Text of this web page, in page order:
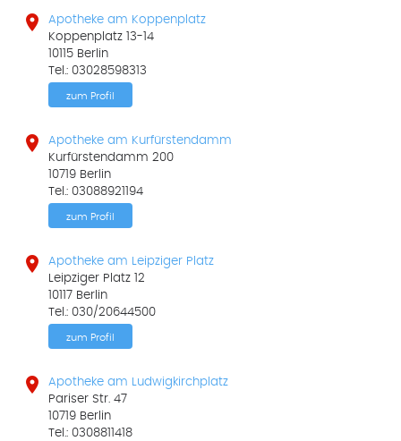

Apotheke am Koppenplatz
Koppenplatz 13-14
10115 Berlin
Tel.: 03028598313
zum Profil

Apotheke am Kurfürstendamm
Kurfürstendamm 200
10719 Berlin
Tel.: 03088921194
zum Profil

Apotheke am Leipziger Platz
Leipziger Platz 12
10117 Berlin
Tel.: 030/20644500
zum Profil

Apotheke am Ludwigkirchplatz
Pariser Str. 47
10719 Berlin
Tel.: 0308811418